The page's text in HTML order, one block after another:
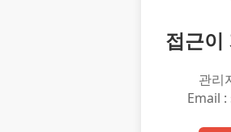
접근이
관리
Email